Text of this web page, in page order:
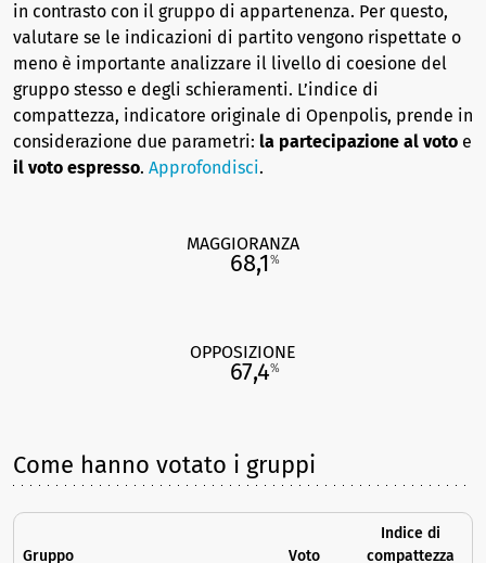
in contrasto con il gruppo di appartenenza. Per questo,
valutare se le indicazioni di partito vengono rispettate o
meno è importante analizzare il livello di coesione del
gruppo stesso e degli schieramenti. L’indice di
compattezza, indicatore originale di Openpolis, prende in
considerazione due parametri: la partecipazione al voto e
il voto espresso. Approfondisci.
MAGGIORANZA
68,1%
OPPOSIZIONE
67,4%
Come hanno votato i gruppi
Gruppo Voto
Indice di
compattezza